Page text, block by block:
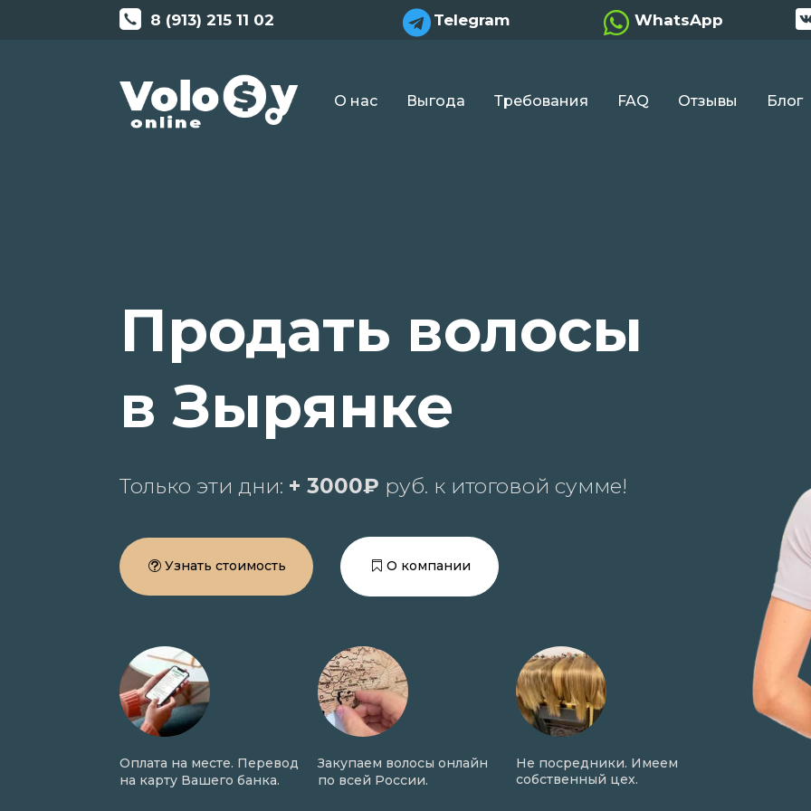
8 (913) 215 11 02  Telegram  WhatsApp
О нас Выгода Требования FAQ Отзывы Блог
Продать волосы
в Зырянке
Только эти дни: + 3000₽ руб. к итоговой сумме!
Узнать стоимость О компании
Оплата на месте. Перевод
на карту Вашего банка.
Закупаем волосы онлайн
по всей России.
Не посредники. Имеем
собственный цех.
Онлайн
фото в день